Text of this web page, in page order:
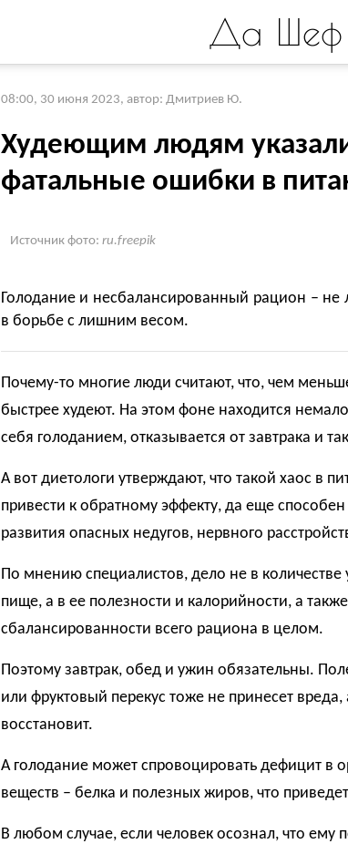
Да Шеф
08:00, 30 июня 2023, автор: Дмитриев Ю.
Худеющим людям
фатальные ошибки в
Источник фото: ru.freepik
Голодание и несбалансированный рацион –
в борьбе с лишним весом.
Почему-то многие люди считают, что, чем
быстрее худеют. На этом фоне находится немало
себя голоданием, отказывается от завтрака и
А вот диетологи утверждают, что такой хаос в
привести к обратному эффекту, да еще способен
развития опасных недугов, нервного
По мнению специалистов, дело не в количестве
пище, а в ее полезности и калорийности, а
сбалансированности всего рациона в целом.
Поэтому завтрак, обед и ужин обязательны.
или фруктовый перекус тоже не принесет вреда,
восстановит.
А голодание может спровоцировать дефицит в
веществ – белка и полезных жиров, что
В любом случае, если человек осознал, что ему